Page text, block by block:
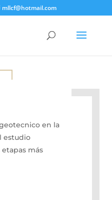
mllcf@hotmail.com
en la
estudio
más